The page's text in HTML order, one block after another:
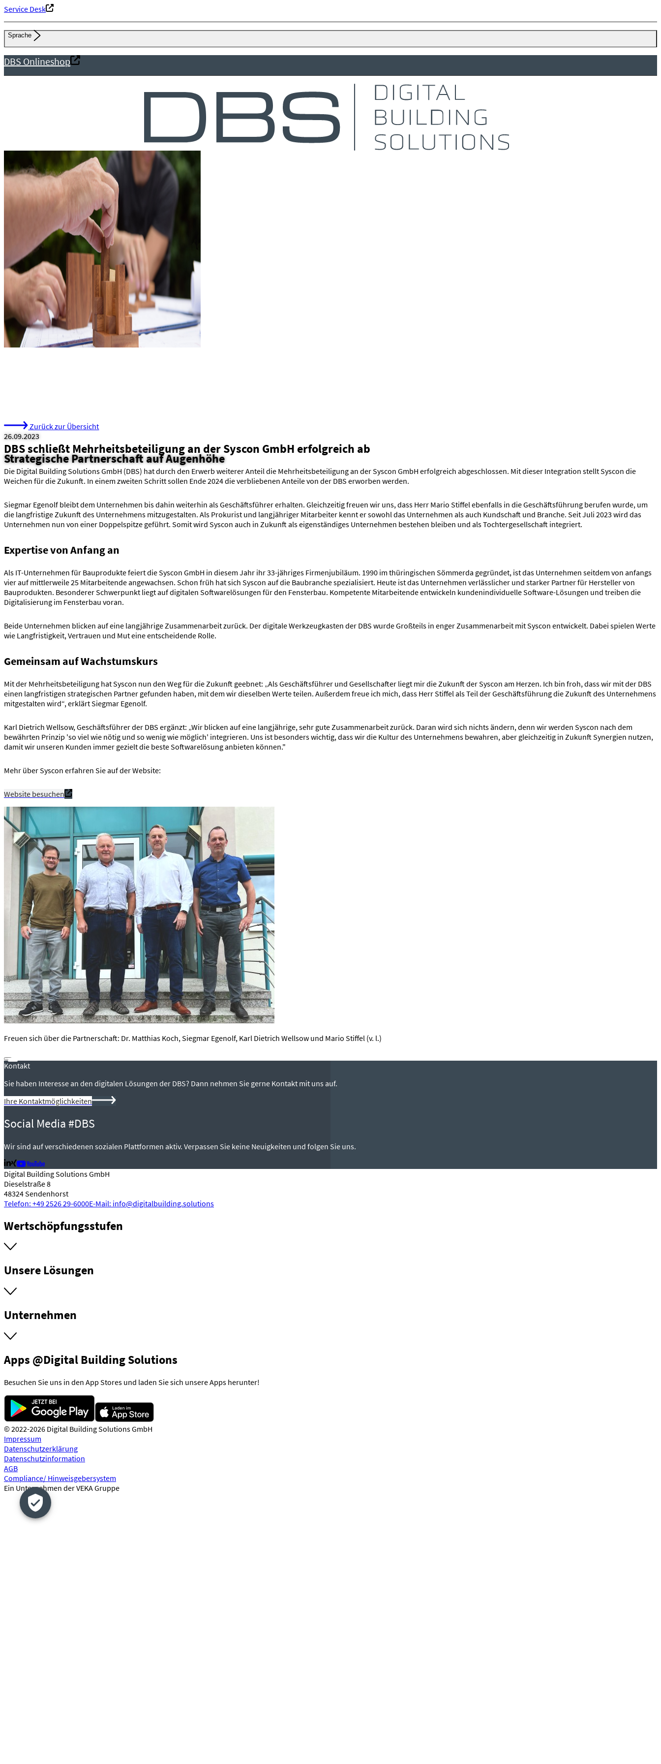
Service Desk
Sprache
DBS Onlineshop
26.09.2023
Strategische Partnerschaft auf Augenhöhe
Zurück zur Übersicht
DBS schließt Mehrheitsbeteiligung an der Syscon GmbH erfolgreich ab
Die Digital Building Solutions GmbH (DBS) hat durch den Erwerb weiterer Anteil die Mehrheitsbeteiligung an der Syscon GmbH erfolgreich abgeschlossen. Mit dieser Integration stellt Syscon die
Weichen für die Zukunft. In einem zweiten Schritt sollen Ende 2024 die verbliebenen Anteile von der DBS erworben werden.
Siegmar Egenolf bleibt dem Unternehmen bis dahin weiterhin als Geschäftsführer erhalten. Gleichzeitig freuen wir uns, dass Herr Mario Stiffel ebenfalls in die Geschäftsführung berufen wurde, um
die langfristige Zukunft des Unternehmens mitzugestalten. Als Prokurist und langjähriger Mitarbeiter kennt er sowohl das Unternehmen als auch Kundschaft und Branche. Seit Juli 2023 wird das
Unternehmen nun von einer Doppelspitze geführt. Somit wird Syscon auch in Zukunft als eigenständiges Unternehmen bestehen bleiben und als Tochtergesellschaft integriert.
Expertise von Anfang an
Als IT-Unternehmen für Bauprodukte feiert die Syscon GmbH in diesem Jahr ihr 33-jähriges Firmenjubiläum. 1990 im thüringischen Sömmerda gegründet, ist das Unternehmen seitdem von anfangs
vier auf mittlerweile 25 Mitarbeitende angewachsen. Schon früh hat sich Syscon auf die Baubranche spezialisiert. Heute ist das Unternehmen verlässlicher und starker Partner für Hersteller von
Bauprodukten. Besonderer Schwerpunkt liegt auf digitalen Softwarelösungen für den Fensterbau. Kompetente Mitarbeitende entwickeln kundenindividuelle Software-Lösungen und treiben die
Digitalisierung im Fensterbau voran.
Beide Unternehmen blicken auf eine langjährige Zusammenarbeit zurück. Der digitale Werkzeugkasten der DBS wurde Großteils in enger Zusammenarbeit mit Syscon entwickelt. Dabei spielen Werte
wie Langfristigkeit, Vertrauen und Mut eine entscheidende Rolle.
Gemeinsam auf Wachstumskurs
Mit der Mehrheitsbeteiligung hat Syscon nun den Weg für die Zukunft geebnet: „Als Geschäftsführer und Gesellschafter liegt mir die Zukunft der Syscon am Herzen. Ich bin froh, dass wir mit der DBS
einen langfristigen strategischen Partner gefunden haben, mit dem wir dieselben Werte teilen. Außerdem freue ich mich, dass Herr Stiffel als Teil der Geschäftsführung die Zukunft des Unternehmens
mitgestalten wird“, erklärt Siegmar Egenolf.
Karl Dietrich Wellsow, Geschäftsführer der DBS ergänzt: „Wir blicken auf eine langjährige, sehr gute Zusammenarbeit zurück. Daran wird sich nichts ändern, denn wir werden Syscon nach dem
bewährten Prinzip 'so viel wie nötig und so wenig wie möglich' integrieren. Uns ist besonders wichtig, dass wir die Kultur des Unternehmens bewahren, aber gleichzeitig in Zukunft Synergien nutzen,
damit wir unseren Kunden immer gezielt die beste Softwarelösung anbieten können."
Mehr über Syscon erfahren Sie auf der Website:
Website besuchen
Freuen sich über die Partnerschaft: Dr. Matthias Koch, Siegmar Egenolf, Karl Dietrich Wellsow und Mario Stiffel (v. l.)
Kontakt
Sie haben Interesse an den digitalen Lösungen der DBS? Dann nehmen Sie gerne Kontakt mit uns auf.
Ihre Kontaktmöglichkeiten
Social Media #DBS
Wir sind auf verschiedenen sozialen Plattformen aktiv. Verpassen Sie keine Neuigkeiten und folgen Sie uns.
Digital Building Solutions GmbH
Dieselstraße 8
48324 Sendenhorst
Telefon: +49 2526 29-6000E-Mail: info@digitalbuilding.solutions
Wertschöpfungsstufen
Unsere Lösungen
Unternehmen
Apps @Digital Building Solutions
Besuchen Sie uns in den App Stores und laden Sie sich unsere Apps herunter!
© 2022-2026 Digital Building Solutions GmbH
Impressum
Datenschutzerklärung
Datenschutzinformation
AGB
Compliance/ Hinweisgebersystem
Ein Unternehmen der VEKA Gruppe